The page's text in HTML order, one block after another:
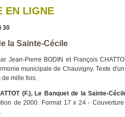
EN LIGNE
30
la Sainte-Cécile
Jean-Pierre BODIN et François
municipale de Chauvigny. Texte
de mille fois.
(F.), Le Banquet de la Sainte-
de 2000. Format 17 x 24 -